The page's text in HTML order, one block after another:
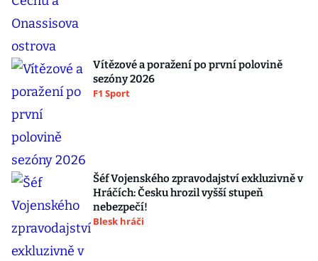
Vítězové a poražení po první polovině
sezóny 2026
F1 Sport
Šéf Vojenského zpravodajství exkluzivně v
Hráčích: Česku hrozil vyšší stupeň
nebezpečí!
Blesk hráči